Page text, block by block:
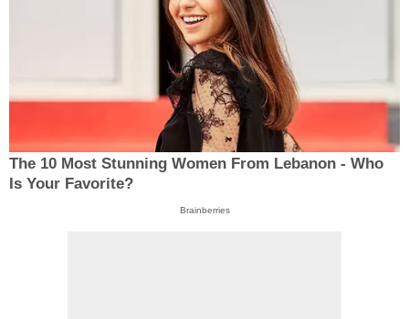
The 10 Most Stunning Women From Lebanon - Who
Is Your Favorite?
Brainberries